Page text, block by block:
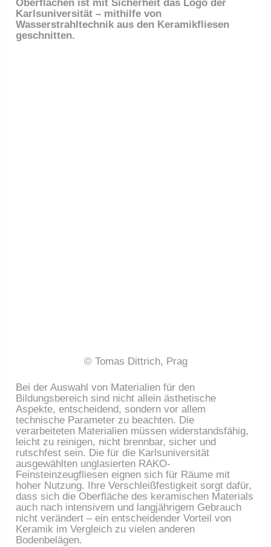
Oberflächen ist mit Sicherheit das Logo der
Karlsuniversität – mithilfe von
Wasserstrahltechnik aus den Keramikfliesen
geschnitten.
© Tomas Dittrich, Prag
Bei der Auswahl von Materialien für den
Bildungsbereich sind nicht allein ästhetische
Aspekte, entscheidend, sondern vor allem
technische Parameter zu beachten. Die
verarbeiteten Materialien müssen widerstandsfähig,
leicht zu reinigen, nicht brennbar, sicher und
rutschfest sein. Die für die Karlsuniversität
ausgewählten unglasierten RAKO-
Feinsteinzeugfliesen eignen sich für Räume mit
hoher Nutzung. Ihre Verschleißfestigkeit sorgt dafür,
dass sich die Oberfläche des keramischen Materials
auch nach intensivem und langjährigem Gebrauch
nicht verändert – ein entscheidender Vorteil von
Keramik im Vergleich zu vielen anderen
Bodenbelägen.